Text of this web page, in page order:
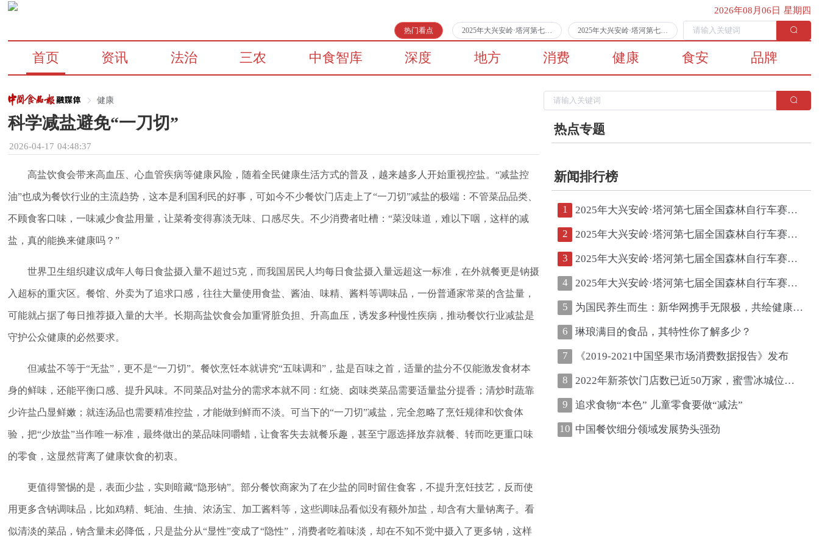
2026年08月06日 星期四
热门看点 2025年大兴安岭·塔河第七届全国森林自行车赛第二日比赛顺利完赛2025年大兴安岭·塔河第七届全国森林自行车赛将于7月11日拉开战幕
首页 资讯 法治 三农 中食智库 深度 地方 消费 健康 食安 品牌
健康
科学减盐避免“一刀切”
2026-04-17 04:48:37
高盐饮食会带来高血压、心血管疾病等健康风险，随着全民健康生活方式的普及，越来越多人开始重视控盐。“减盐控
油”也成为餐饮行业的主流趋势，这本是利国利民的好事，可如今不少餐饮门店走上了“一刀切”减盐的极端：不管菜品品类、
不顾食客口味，一味减少食盐用量，让菜肴变得寡淡无味、口感尽失。不少消费者吐槽：“菜没味道，难以下咽，这样的减
盐，真的能换来健康吗？”
世界卫生组织建议成年人每日食盐摄入量不超过5克，而我国居民人均每日食盐摄入量远超这一标准，在外就餐更是钠摄
入超标的重灾区。餐馆、外卖为了追求口感，往往大量使用食盐、酱油、味精、酱料等调味品，一份普通家常菜的含盐量，
可能就占据了每日推荐摄入量的大半。长期高盐饮食会加重肾脏负担、升高血压，诱发多种慢性疾病，推动餐饮行业减盐是
守护公众健康的必然要求。
但减盐不等于“无盐”，更不是“一刀切”。餐饮烹饪本就讲究“五味调和”，盐是百味之首，适量的盐分不仅能激发食材本
身的鲜味，还能平衡口感、提升风味。不同菜品对盐分的需求本就不同：红烧、卤味类菜品需要适量盐分提香；清炒时蔬靠
少许盐凸显鲜嫩；就连汤品也需要精准控盐，才能做到鲜而不淡。可当下的“一刀切”减盐，完全忽略了烹饪规律和饮食体
验，把“少放盐”当作唯一标准，最终做出的菜品味同嚼蜡，让食客失去就餐乐趣，甚至宁愿选择放弃就餐、转而吃更重口味
的零食，这显然背离了健康饮食的初衷。
更值得警惕的是，表面少盐，实则暗藏“隐形钠”。部分餐饮商家为了在少盐的同时留住食客，不提升烹饪技艺，反而使
用更多含钠调味品，比如鸡精、蚝油、生抽、浓汤宝、加工酱料等，这些调味品看似没有额外加盐，却含有大量钠离子。看
似清淡的菜品，钠含量未必降低，只是盐分从“显性”变成了“隐性”，消费者吃着味淡，却在不知不觉中摄入了更多钠，这样
热点专题
新闻排行榜
1 2025年大兴安岭·塔河第七届全国森林自行车赛第二日比赛顺利完赛
2 2025年大兴安岭·塔河第七届全国森林自行车赛将于7月11日拉开战幕
3 2025年大兴安岭·塔河第七届全国森林自行车赛鸣枪开赛
4 2025年大兴安岭·塔河第七届全国森林自行车赛圆满收官
5 为国民养生而生：新华网携手无限极，共绘健康中国新图景
6 琳琅满目的食品，其特性你了解多少？
7 《2019-2021中国坚果市场消费数据报告》发布
8 2022年新茶饮门店数已近50万家，蜜雪冰城位居第一、古茗第二
9 追求食物“本色” 儿童零食要做“减法”
10 中国餐饮细分领域发展势头强劲